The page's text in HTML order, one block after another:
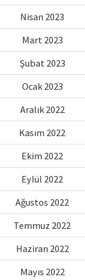
Nisan 2023
Mart 2023
Şubat 2023
Ocak 2023
Aralık 2022
Kasım 2022
Ekim 2022
Eylül 2022
Ağustos 2022
Temmuz 2022
Haziran 2022
Mayıs 2022